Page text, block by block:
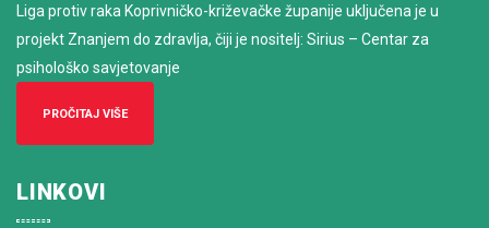
Liga protiv raka Koprivničko-križevačke županije uključena je u
projekt Znanjem do zdravlja, čiji je nositelj: Sirius – Centar za
psihološko savjetovanje
PROČITAJ VIŠE
LINKOVI